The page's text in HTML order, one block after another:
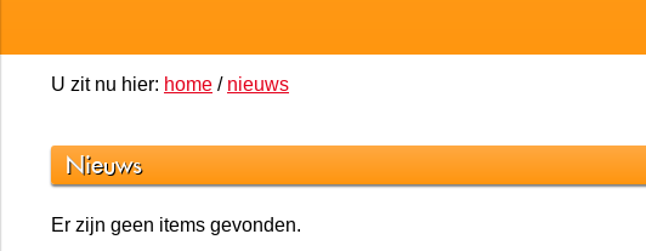
U zit nu hier: home / nieuws
Nieuws
Er zijn geen items gevonden.